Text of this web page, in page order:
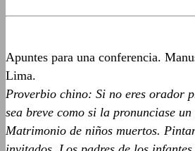
Apuntes para una conferencia.
Lima.
Proverbio chino: Si no eres orador
sea breve como si la pronunciase un
Matrimonio de niños muertos.